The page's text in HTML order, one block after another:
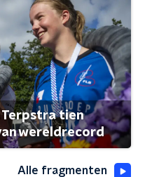
tien
wereldrecord
Alle fragmenten